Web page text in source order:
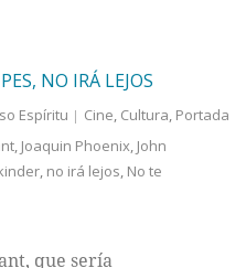
NO IRÁ LEJOS
Espíritu Cine, Cultura, Portada
, Joaquin Phoenix, John
, no irá lejos, No te
que sería